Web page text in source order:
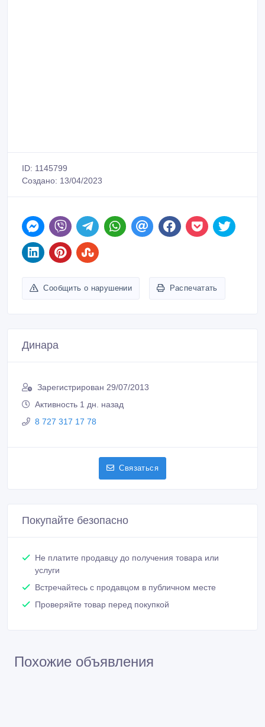
ID: 1145799
Создано: 13/04/2023
Сообщить о нарушении Распечатать
Динара
Зарегистрирован 29/07/2013
Активность 1 дн. назад
8 727 317 17 78
Связаться
Покупайте безопасно
Не платите продавцу до получения товара или
Встречайтесь с продавцом в публичном месте
Проверяйте товар перед покупкой
Похожие объявления